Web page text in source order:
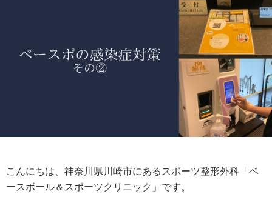
こんにちは、神奈川県川崎市にあるスポーツ整形外科「ベ
ースボール＆スポーツクリニック」です。